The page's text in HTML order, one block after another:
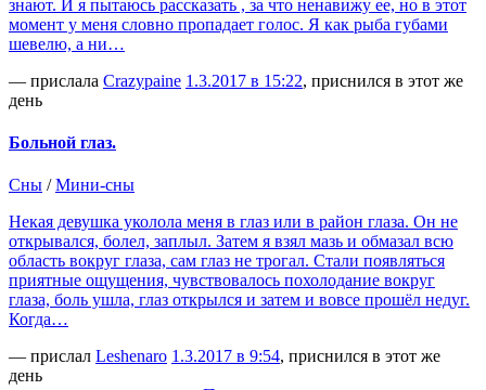
знают. И я пытаюсь рассказать , за что ненавижу ее, но в этот
момент у меня словно пропадает голос. Я как рыба губами
шевелю, а ни…
— прислала Crazypaine 1.3.2017 в 15:22, приснился в этот же
день
Больной глаз.
Сны /Мини-сны
Некая девушка уколола меня в глаз или в район глаза. Он не
открывался, болел, заплыл. Затем я взял мазь и обмазал всю
область вокруг глаза, сам глаз не трогал. Стали появляться
приятные ощущения, чувствовалось похолодание вокруг
глаза, боль ушла, глаз открылся и затем и вовсе прошёл недуг.
Когда…
— прислал Leshenaro 1.3.2017 в 9:54, приснился в этот же
день